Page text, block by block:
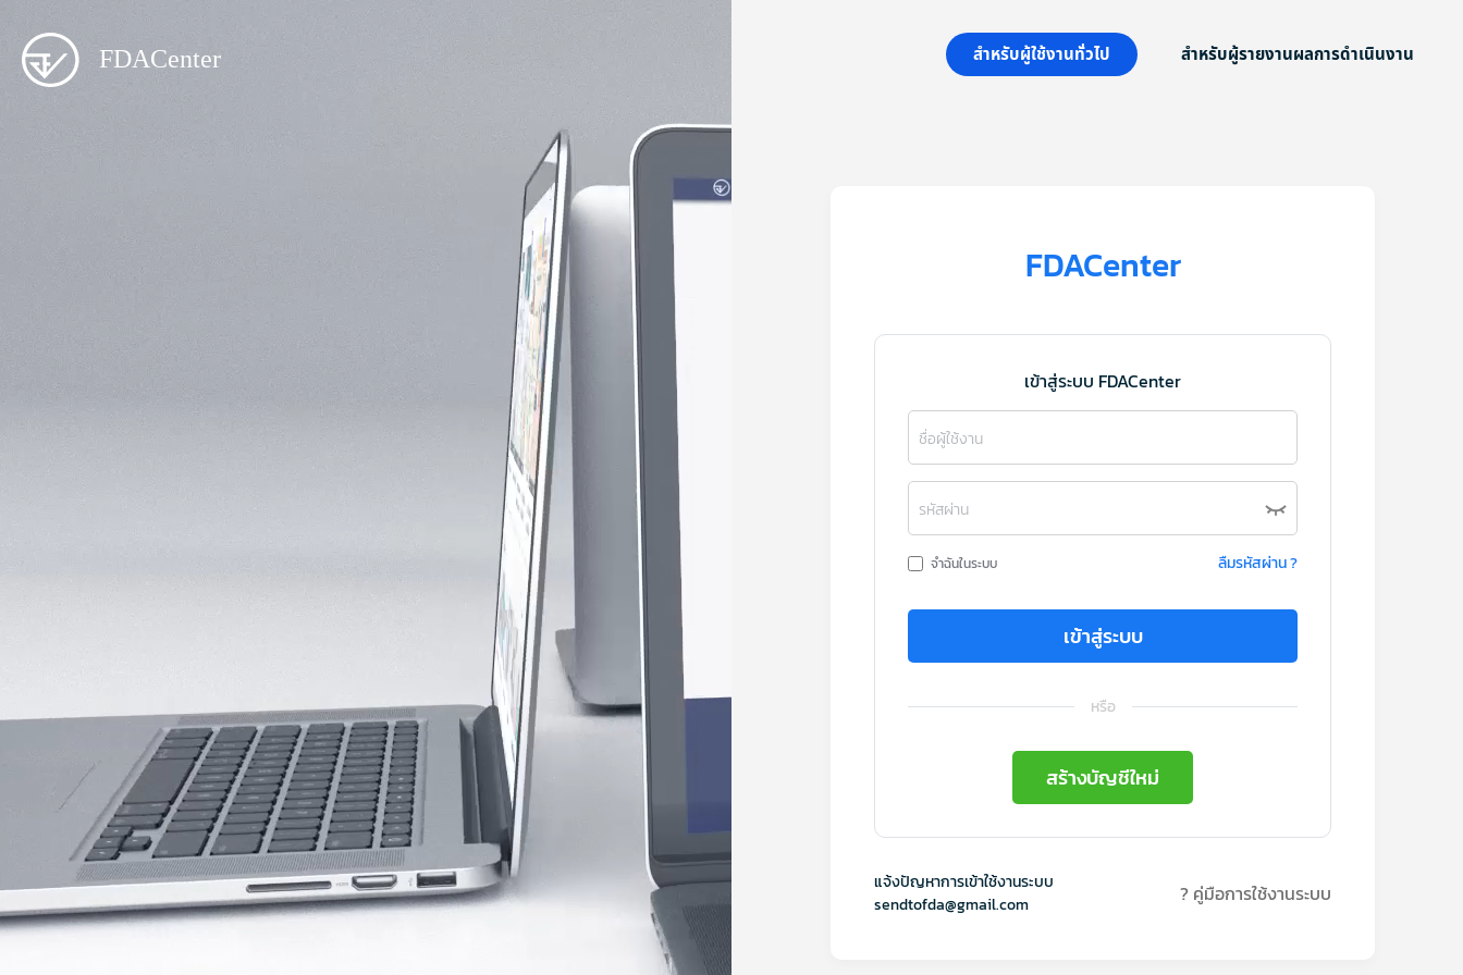
สำหรับผู้ใช้งานทั่วไป สำหรับผู้รายงานผลการดำเนินงาน
FDACenter
เข้าสู่ระบบ FDACenter
ชื่อผู้ใช้งาน
รหัสผ่าน
จำฉันในระบบ ลืมรหัสผ่าน ?
เข้าสู่ระบบ
หรือ
สร้างบัญชีใหม่
แจ้งปัญหาการเข้าใช้งานระบบ
sendtofda@gmail.com
? คู่มือการใช้งานระบบ